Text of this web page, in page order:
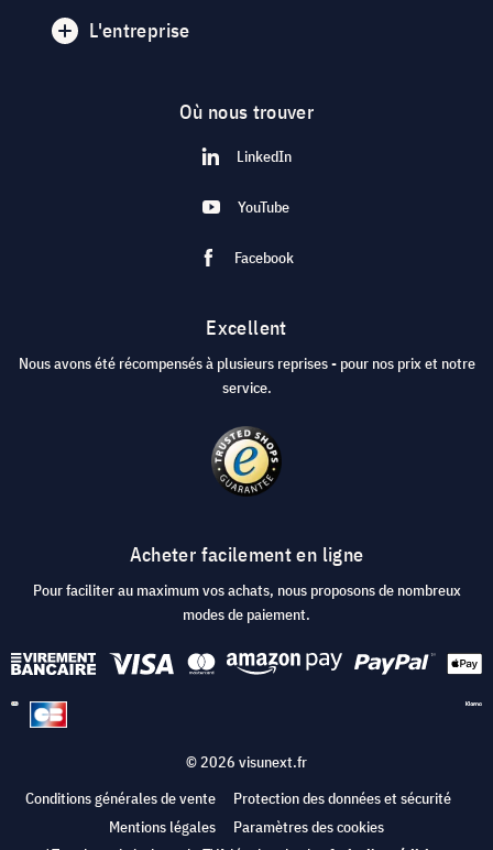
L'entreprise
Où nous trouver
LinkedIn
YouTube
Facebook
Excellent
Nous avons été récompensés à plusieurs reprises - pour nos prix et notre
service.
Acheter facilement en ligne
Pour faciliter au maximum vos achats, nous proposons de nombreux
modes de paiement.
© 2026 visunext.fr
Conditions générales de vente
Protection des données et sécurité
Mentions légales
Paramètres des cookies